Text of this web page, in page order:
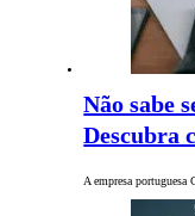
Não sabe
Descubra
A empresa